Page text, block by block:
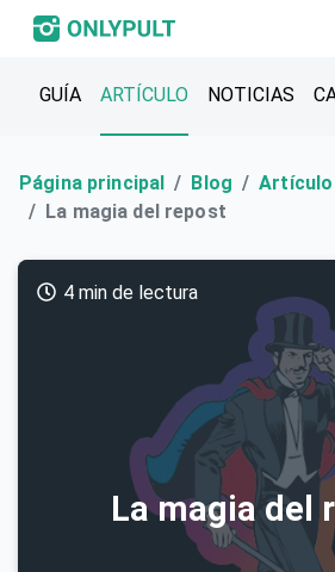
GUÍA ARTÍCULO NOTICIAS
Página principal Blog
Artículo
La magia del repost
La magia del
4 min de lectura